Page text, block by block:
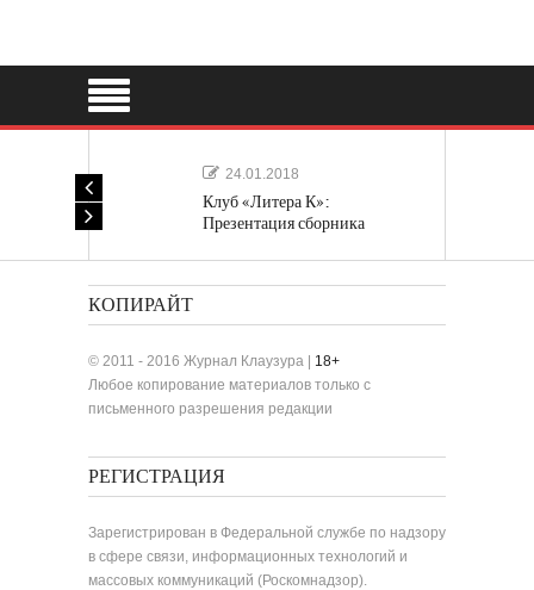
24.01.2018
Клуб «Литера К»:
Презентация сборника
КОПИРАЙТ
© 2011 - 2016 Журнал Клаузура | 18+
Любое копирование материалов только с
письменного разрешения редакции
РЕГИСТРАЦИЯ
Зарегистрирован в Федеральной службе по надзору
в сфере связи, информационных технологий и
массовых коммуникаций (Роскомнадзор).